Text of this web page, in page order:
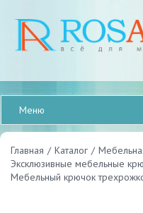
Меню
Главная / Каталог /
Эксклюзивные мебельные
Мебельный крючок